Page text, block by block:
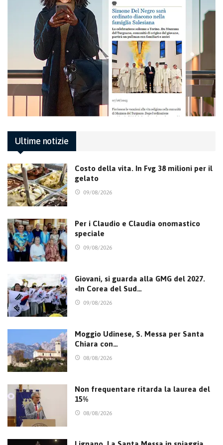
Ultime notizie
Costo della vita. In Fvg 38 milioni per il
gelato
09/08/2026
Per i Claudio e Claudia onomastico
speciale
09/08/2026
Giovani, si guarda alla GMG del 2027.
«In Corea del Sud…
09/08/2026
Moggio Udinese, S. Messa per Santa
Chiara con…
08/08/2026
Non frequentare ritarda la laurea del
15%
08/08/2026